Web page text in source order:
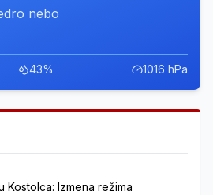
nebo
43% 1016 hPa
Kostolca: Izmena režima